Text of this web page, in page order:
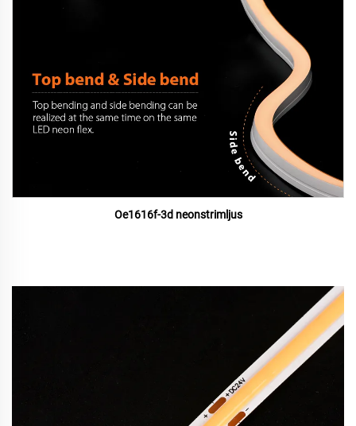
Oe1616f-3d neonstrimljus